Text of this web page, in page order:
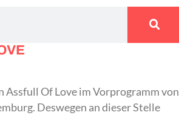
Assfull Of Love im Vorprogramm von
Deswegen an dieser Stelle